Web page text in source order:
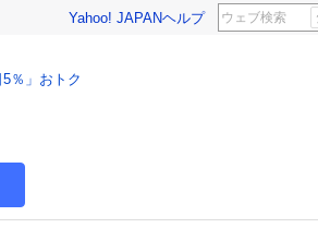
Yahoo! JAPANヘルプ
％」おトク